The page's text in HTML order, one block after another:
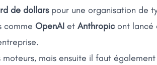
de dollarspour une organisation de
comme OpenAI et Anthropicont lancé
mais ensuite il faut